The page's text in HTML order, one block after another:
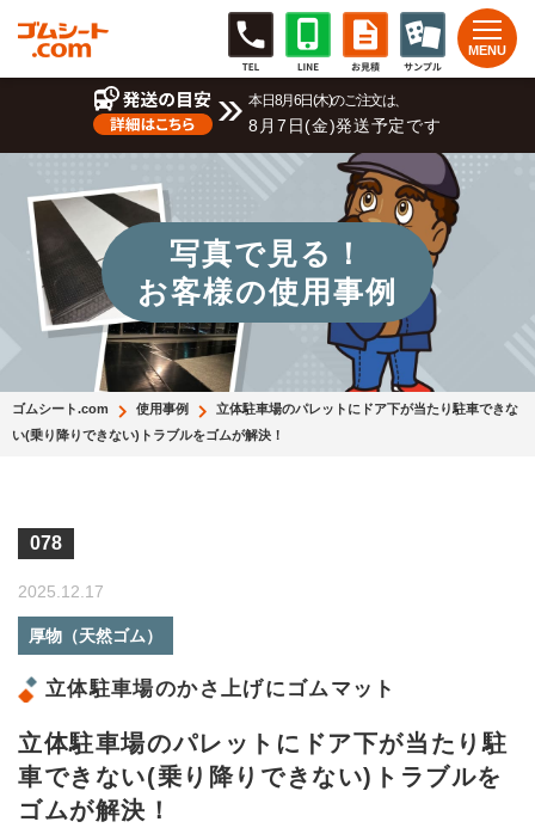
本日8月6日(木)のご注文は、
8月7日(金)発送予定です
写真で見る！
お客様の使用事例
ゴムシート.com 使用事例
立体駐車場のパレットにドア下が当たり駐車できな
い(乗り降りできない)トラブルをゴムが解決！
078
2025.12.17
厚物（天然ゴム）
立体駐車場のかさ上げにゴムマット
立体駐車場のパレットにドア下が当たり駐
車できない(乗り降りできない)トラブルを
ゴムが解決！